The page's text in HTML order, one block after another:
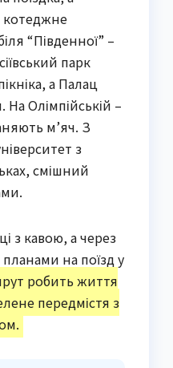
котеджне
“Південної” –
парк
а Палац
На Олімпійській –
м’яч. З
з
смішний
з кавою, а через
планами на поїзд у
робить життя
передмістя з